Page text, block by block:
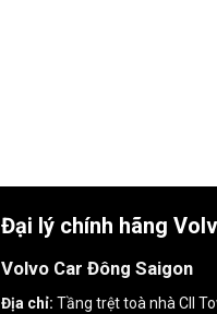
Đại lý chính hãng
Volvo Car Đông Saigon
Địa chỉ: Tầng trệt toà nhà CII